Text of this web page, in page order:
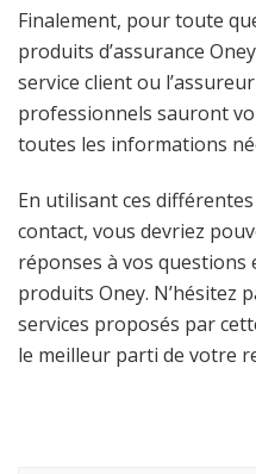
Finalement, pour toute
produits d’assurance
service client ou
professionnels sauront
toutes les informations
En utilisant ces
contact, vous devriez
réponses à vos questions
produits Oney. N’hésitez
services proposés par
le meilleur parti de votre